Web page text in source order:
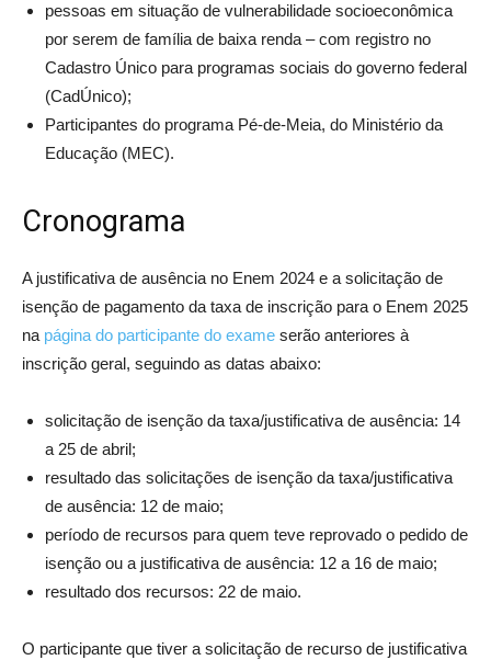
pessoas em situação de vulnerabilidade socioeconômica
por serem de família de baixa renda – com registro no
Cadastro Único para programas sociais do governo federal
(CadÚnico);
Participantes do programa Pé-de-Meia, do Ministério da
Educação (MEC).
Cronograma
A justificativa de ausência no Enem 2024 e a solicitação de
isenção de pagamento da taxa de inscrição para o Enem 2025
na página do participante do exame serão anteriores à
inscrição geral, seguindo as datas abaixo:
solicitação de isenção da taxa/justificativa de ausência: 14
a 25 de abril;
resultado das solicitações de isenção da taxa/justificativa
de ausência: 12 de maio;
período de recursos para quem teve reprovado o pedido de
isenção ou a justificativa de ausência: 12 a 16 de maio;
resultado dos recursos: 22 de maio.
O participante que tiver a solicitação de recurso de justificativa